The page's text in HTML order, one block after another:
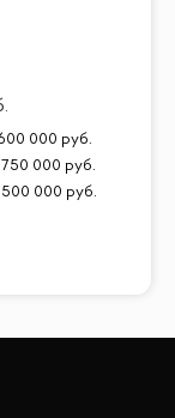
000 руб.
000 руб.
000 руб.